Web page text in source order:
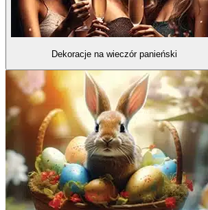
Dekoracje na wieczór panieński